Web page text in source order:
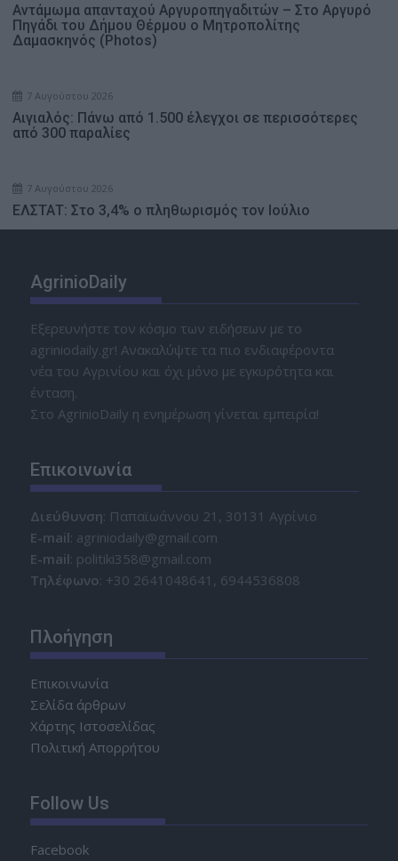
Αντάμωμα απανταχού Αργυροπηγαδιτών – Στο Αργυρό
Πηγάδι του Δήμου Θέρμου ο Μητροπολίτης
Δαμασκηνός (Photos)
7 Αυγούστου 2026
Αιγιαλός: Πάνω από 1.500 έλεγχοι σε περισσότερες
από 300 παραλίες
7 Αυγούστου 2026
ΕΛΣΤΑΤ: Στο 3,4% ο πληθωρισμός τον Ιούλιο
AgrinioDaily
Εξερευνήστε τον κόσμο των ειδήσεων με το
agriniodaily.gr! Ανακαλύψτε τα πιο ενδιαφέροντα
νέα του Αγρινίου και όχι μόνο με εγκυρότητα και
ένταση.
Στο AgrinioDaily η ενημέρωση γίνεται εμπειρία!
Επικοινωνία
Διεύθυνση: Παπαϊωάννου 21, 30131 Αγρίνιο
Ε-mail: agriniodaily@gmail.com
Ε-mail: politiki358@gmail.com
Τηλέφωνο: +30 2641048641, 6944536808
Πλοήγηση
Επικοινωνία
Σελίδα άρθρων
Χάρτης Ιστοσελίδας
Πολιτική Απορρήτου
Follow Us
Facebook